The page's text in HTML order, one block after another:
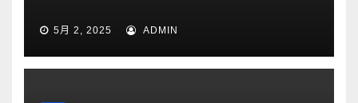
5月 2, 2025 ADMIN